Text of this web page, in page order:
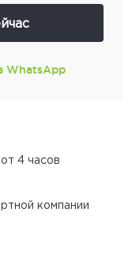
WhatsApp
4 часов
компании